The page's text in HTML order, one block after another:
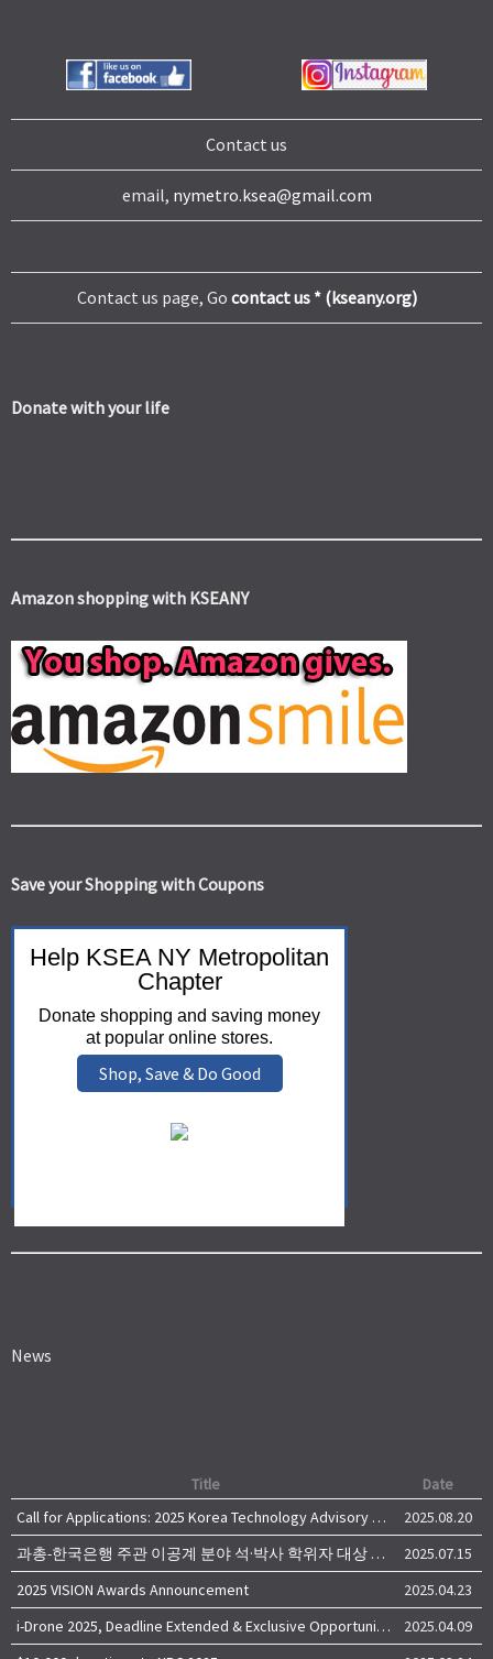
Contact us
email, nymetro.ksea@gmail.com
Contact us page, Go contact us * (kseany.org)
Donate with your life
Amazon shopping with KSEANY
Save your Shopping with Coupons
Help KSEA NY Metropolitan
Chapter
Donate shopping and saving money
at popular online stores.
Shop, Save & Do Good
News
Title
Date
Call for Applications: 2025 Korea Technology Advisory Group (K-TAG)
2025.08.20
과총-한국은행 주관 이공계 분야 석·박사 학위자 대상 서베이
2025.07.15
2025 VISION Awards Announcement
2025.04.23
i-Drone 2025, Deadline Extended & Exclusive Opportunity to Travel to Korea!
2025.04.09